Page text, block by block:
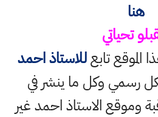
هنا
تحياتي
الموقع تابعللاستاذ احمد
رسمي وكل ما ينشر في
وموقع الاستاذ احمد غير